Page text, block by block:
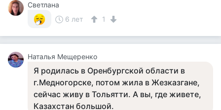
Светлана
6 лет
1
Наталья Мещеренко
Я родилась в Оренбургской области в
г.Медногорске, потом жила в Жезказгане,
сейчас живу в Тольятти. А вы, где живете,
Казахстан большой.